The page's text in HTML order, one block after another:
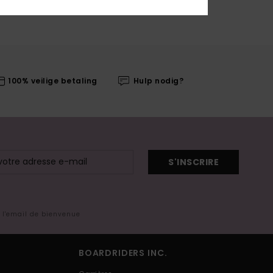
100% veilige betaling Hulp nodig?
S'INSCRIRE
de bienvenue
BOARDRIDERS INC.